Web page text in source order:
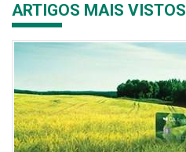
ARTIGOS MAIS VISTOS